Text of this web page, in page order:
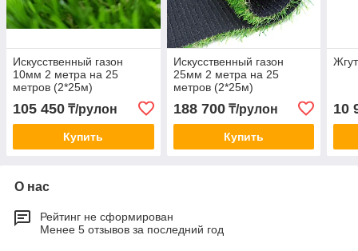
Искусственный газон
10мм 2 метра на 25
метров (2*25м)
105 450 ₸/рулон
Купить
Искусственный газон
25мм 2 метра на 25
метров (2*25м)
188 700₸/рулон
Купить
10
О нас
Рейтинг не сформирован
Менее 5 отзывов за последний год